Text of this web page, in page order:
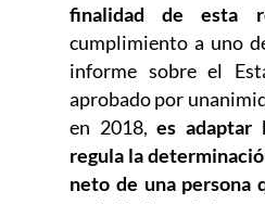
finalidad de esta
cumplimiento a uno
informe sobre el
aprobado por
en 2018,es adaptar
regula la
neto de una persona